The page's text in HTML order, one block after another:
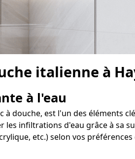
italienne à
à l'eau
à douche, est l'un des éléments
infiltrations d'eau grâce à sa
etc.) selon vos